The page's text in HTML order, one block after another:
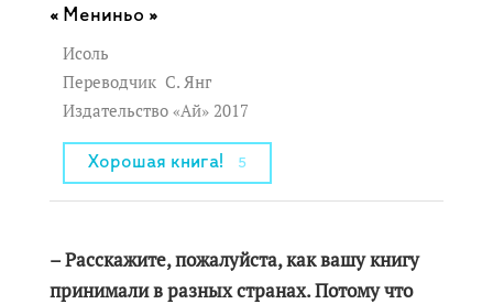
Мениньо »
Исоль
Переводчик С. Янг
Издательство «Ай» 2017
Хорошая книга! 5
– Расскажите, пожалуйста, как вашу книгу
принимали в разных странах. Потому что